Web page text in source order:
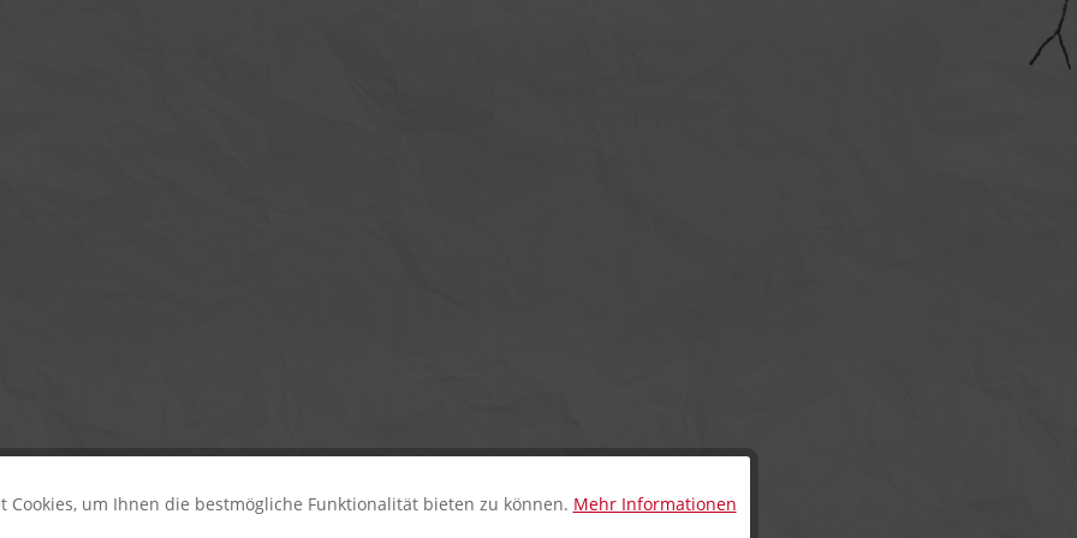
Aktiv
Cookies, um Ihnen die bestmögliche Funktionalität bieten zu können. Mehr Informationen